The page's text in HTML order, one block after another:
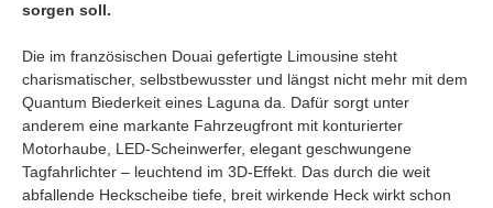
sorgen soll.
Die im französischen Douai gefertigte Limousine steht
charismatischer, selbstbewusster und längst nicht mehr mit dem
Quantum Biederkeit eines Laguna da. Dafür sorgt unter
anderem eine markante Fahrzeugfront mit konturierter
Motorhaube, LED-Scheinwerfer, elegant geschwungene
Tagfahrlichter – leuchtend im 3D-Effekt. Das durch die weit
abfallende Heckscheibe tiefe, breit wirkende Heck wirkt schon